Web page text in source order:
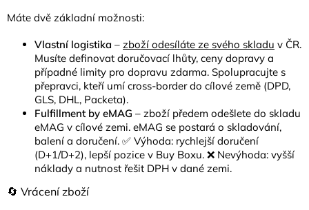
Máte dvě základní možnosti:
Vlastní logistika – zboží odesíláte ze svého skladu v ČR.
Musíte definovat doručovací lhůty, ceny dopravy a
případné limity pro dopravu zdarma. Spolupracujte s
přepravci, kteří umí cross-border do cílové země (DPD,
GLS, DHL, Packeta).
Fulfillment by eMAG – zboží předem odešlete do skladu
eMAG v cílové zemi. eMAG se postará o skladování,
balení a doručení. ✅ Výhoda: rychlejší doručení
(D+1/D+2), lepší pozice v Buy Boxu. ❌ Nevýhoda: vyšší
náklady a nutnost řešit DPH v dané zemi.
🔄 Vrácení zboží